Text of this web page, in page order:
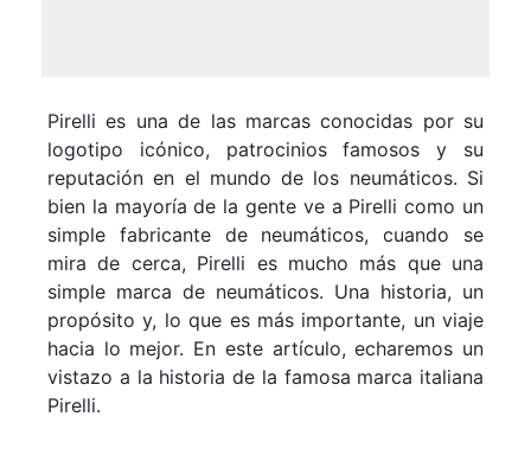
Pirelli es una de las marcas conocidas por su
logotipo icónico, patrocinios famosos y su
reputación en el mundo de los neumáticos. Si
bien la mayoría de la gente ve a Pirelli como un
simple fabricante de neumáticos, cuando se
mira de cerca, Pirelli es mucho más que una
simple marca de neumáticos. Una historia, un
propósito y, lo que es más importante, un viaje
hacia lo mejor. En este artículo, echaremos un
vistazo a la historia de la famosa marca italiana
Pirelli.